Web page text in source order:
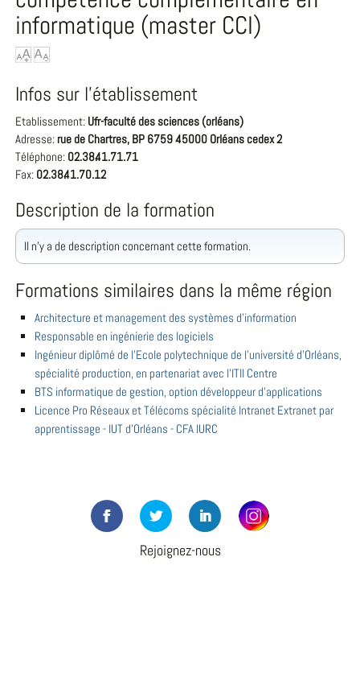
informatique (master CCI)
Infos sur l'établissement
Etablissement: Ufr-faculté des sciences (orléans)
Adresse: rue de Chartres, BP 6759 45000 Orléans cedex 2
Téléphone: 02.38.41.71.71
Fax: 02.38.41.70.12
Description de la formation
Il n'y a de description concernant cette formation.
Formations similaires dans la même région
Architecture et management des systèmes d'information
Responsable en ingénierie des logiciels
Ingénieur diplômé de l'Ecole polytechnique de l'université d'Orléans,
spécialité production, en partenariat avec l'ITII Centre
BTS informatique de gestion, option développeur d'applications
Licence Pro Réseaux et Télécoms spécialité Intranet Extranet par
apprentissage - IUT d'Orléans - CFA IURC
Rejoignez-nous